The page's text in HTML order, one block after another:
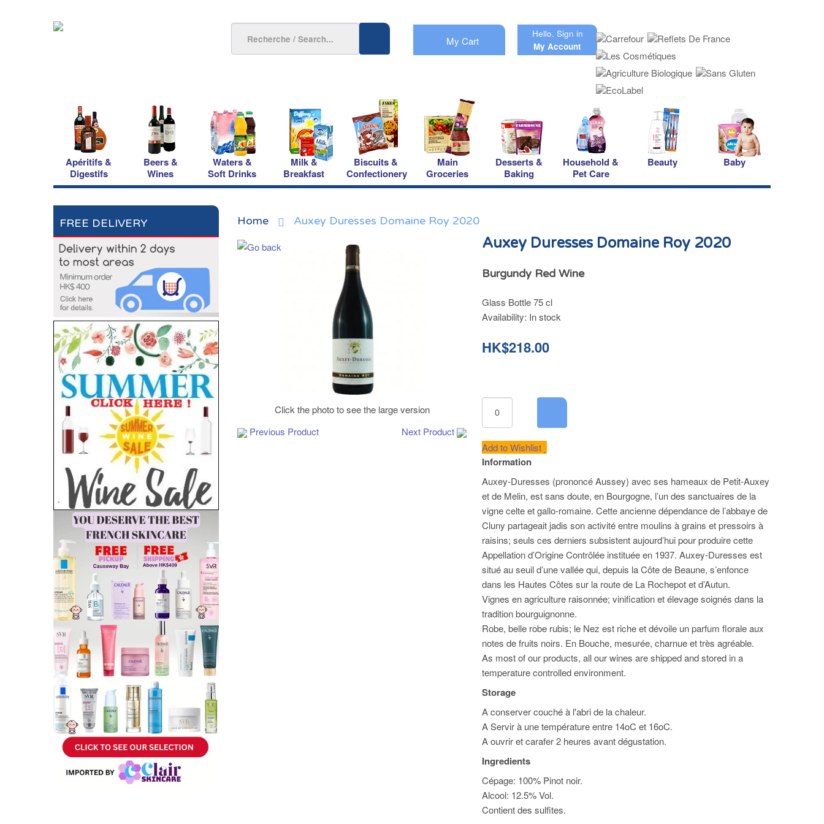
My Cart
Hello. Sign in
My Account
Apéritifs &
Digestifs
Beers &
Wines
Waters &
Soft Drinks
Milk &
Breakfast
Biscuits &
Confectionery
Main
Groceries
Desserts &
Baking
Household &
Pet Care
Beauty Baby
FREE DELIVERY Home Auxey Duresses Domaine Roy 2020
Click the photo to see the large version
Previous Product
Next Product
Auxey Duresses Domaine Roy 2020
Burgundy Red Wine
Glass Bottle 75 cl
Availability: In stock
HK$218.00
Add to Wishlist
Information
Auxey-Duresses (prononcé Aussey) avec ses hameaux de Petit-Auxey
et de Melin, est sans doute, en Bourgogne, l’un des sanctuaires de la
vigne celte et gallo-romaine. Cette ancienne dépendance de l’abbaye de
Cluny partageait jadis son activité entre moulins à grains et pressoirs à
raisins; seuls ces derniers subsistent aujourd’hui pour produire cette
Appellation d’Origine Contrôlée instituée en 1937. Auxey-Duresses est
situé au seuil d’une vallée qui, depuis la Côte de Beaune, s’enfonce
dans les Hautes Côtes sur la route de La Rochepot et d’Autun.
Vignes en agriculture raisonnée; vinification et élevage soignés dans la
tradition bourguignonne.
Robe, belle robe rubis; le Nez est riche et dévoile un parfum florale aux
notes de fruits noirs. En Bouche, mesurée, charnue et très agréable.
As most of our products, all our wines are shipped and stored in a
temperature controlled environment.
Storage
A conserver couché à l'abri de la chaleur.
A Servir à une température entre 14oC et 16oC.
A ouvrir et carafer 2 heures avant dégustation.
Ingredients
Cépage: 100% Pinot noir.
Alcool: 12.5% Vol.
Contient des sulfites.